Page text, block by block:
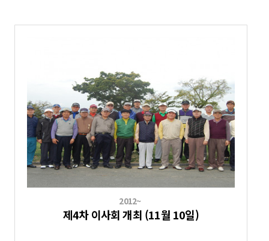
2012~
제4차 이사회 개최 (11월 10일)